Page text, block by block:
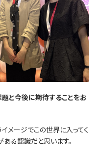
題と今後に期待することをお
メージでこの世界に入ってく
る認識だと思います。